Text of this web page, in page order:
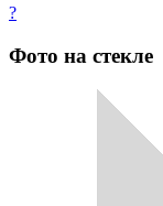
?
Фото на стекле